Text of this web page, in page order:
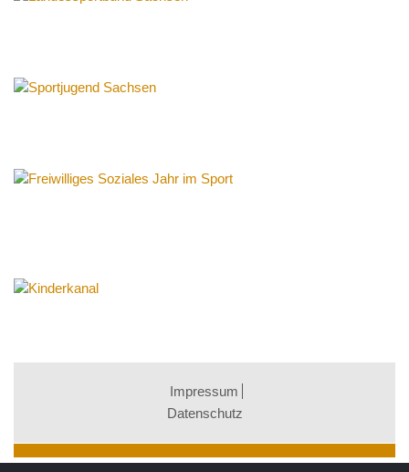
Impressum
Datenschutz